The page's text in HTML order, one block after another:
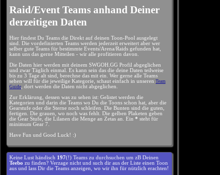
Raid/Event Teams anhand Deiner
derzeitigen Daten
Hier findest Du Teams die Direkt auf deinen Toon-Pool ausgelegt
sind. Die vordefinierten Teams werden jederzeit erweitert aber wer
selber gute Teams für bestimmte Events/Arena/Raids gefunden hat,
kann uns das gerne Mitteilen - wir alle profitieren davon.
Die Daten hier werden mit deinem SWGOH.GG Profil abgeglichen
und zwar Täglich einmal. Es kann sein das die deine Daten teilweise
bis zu 3 Tage alt sind, berechne das mit ein. Wer gerne alle Teams
sehen will für die jeweilige Kategorie, schaut einfach in unseren Team
Guide , dort werden die Daten nicht abgeglichen.
Zur Erklärung, dessen was zu sehen ist: Gelistet werden die
Kategorien und darin die Teams wo Du die Toons schon hat, aber die
Gearstufe oder die Sterne noch schleifen. Die Bunten sind die guten,
fertigen. Die grauen, wo noch was fehlt. Die gelben Plaketen geben
die Gear Stufe, die Lilanen die Menge an Zetas an. Ein * steht für
minimum Gear 7.
Have Fun und Good Luck! :)
Keine Lust händisch 197(!) Teams zu durchsuchen um zB Deinen
Teebo zu finden? Verzage nicht und such dir aus der Liste einen Toon
aus und lass Dir die Teams anzeigen, wo wir ihn für nützlich erachten!